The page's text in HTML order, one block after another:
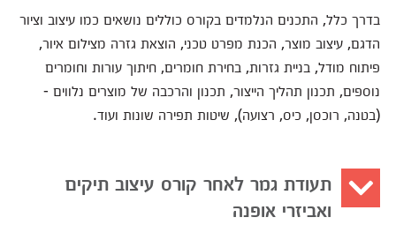
בדרך כלל, התכנים הנלמדים בקורס כוללים נושאים כמו עיצוב וציור
הדגם, עיצוב מוצר, הכנת מפרט טכני, הוצאת גזרה מצילום איור,
פיתוח מודל, בניית גזרות, בחירת חומרים, חיתוך עורות וחומרים
נוספים, תכנון תהליך הייצור, תכנון והרכבה של מוצרים נלווים -
(בטנה, רוכסן, כיס, רצועה), שיטות תפירה שונות ועוד.
תעודת גמר לאחר קורס עיצוב תיקים
ואביזרי אופנה